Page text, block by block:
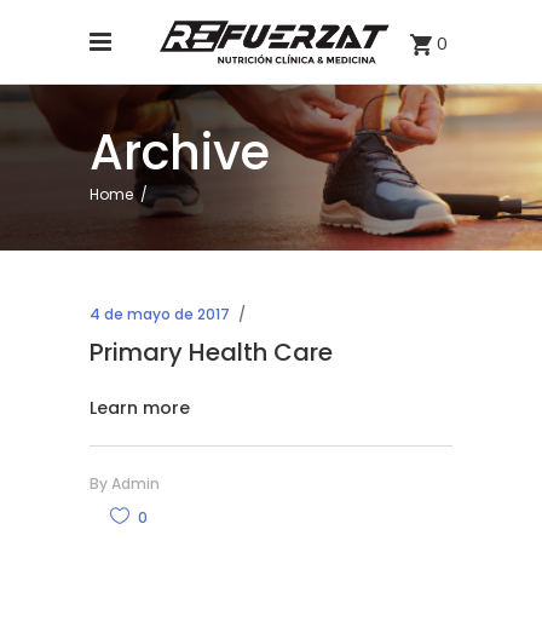
0
Archive
Home/
4 de mayo de 2017
Primary Health Care
Learn more
ByAdmin
0